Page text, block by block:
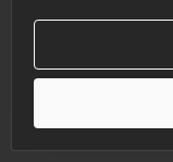
realizacja -